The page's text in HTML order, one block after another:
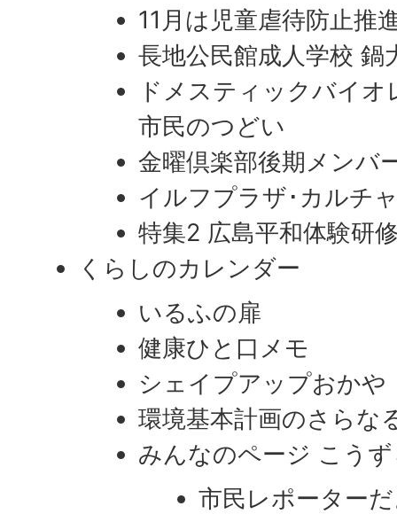
11月は児童虐待防止推
長地公民館成人学校 鍋
ドメスティックバイ
市民のつどい
金曜倶楽部後期メンバ
イルフプラザ･カルチ
特集2 広島平和体験研
くらしのカレンダー
いるふの扉
健康ひと口メモ
シェイプアップおかや
環境基本計画のさらな
みんなのページ こう
市民レポーター